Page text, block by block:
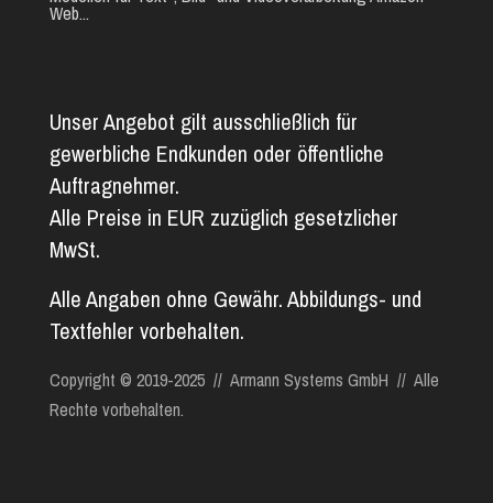
Web...
Unser Angebot gilt ausschließlich für
gewerbliche Endkunden oder öffentliche
Auftragnehmer.
Alle Preise in EUR zuzüglich gesetzlicher
MwSt.
Alle Angaben ohne Gewähr. Abbildungs- und
Textfehler vorbehalten.
Copyright © 2019-2025 // Armann Systems GmbH // Alle
Rechte vorbehalten.